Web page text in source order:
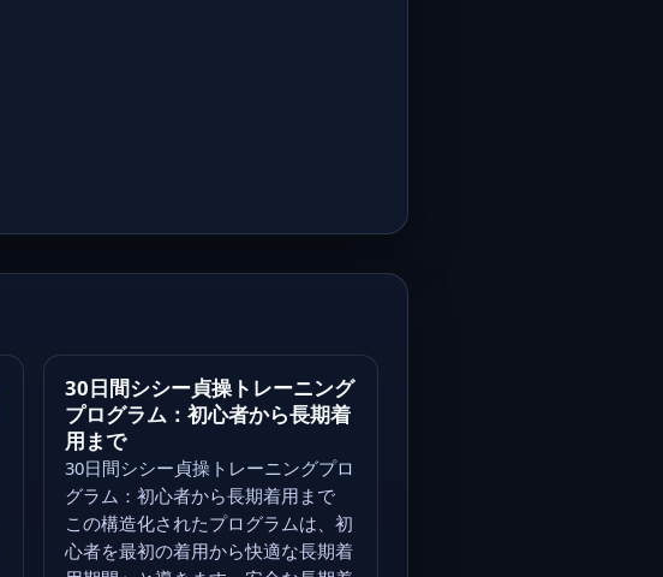
30日間シシー貞操トレーニング
プログラム：初心者から長期着
用まで
30日間シシー貞操トレーニングプロ
グラム：初心者から長期着用まで
この構造化されたプログラムは、初
心者を最初の着用から快適な長期着